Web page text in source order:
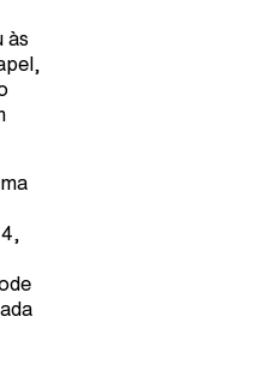
às